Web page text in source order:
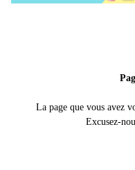
La page que vous avez
Excusez-